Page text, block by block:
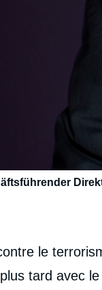
le
tard avec